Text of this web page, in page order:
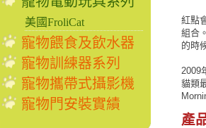
美國FroliCat
寵物餵食及飲水器
寵物訓練器系列
寵物攜帶式攝影機
寵物門安裝實績
紅點
組合
的時
2009
貓類
產